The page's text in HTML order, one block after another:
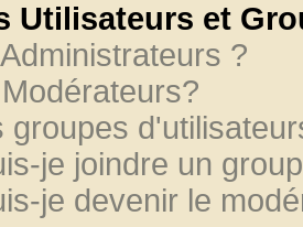
Utilisateurs et
?
groupes
je joindre un
je devenir le